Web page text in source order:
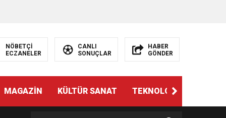
NÖBETÇİ
ECZANELER
CANLI
SONUÇLAR
HABER
GÖNDER
MAGAZİN KÜLTÜR SANAT TEKNOLOJİ